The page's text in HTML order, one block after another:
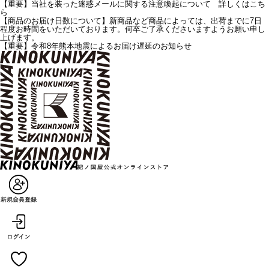
【重要】当社を装った迷惑メールに関する注意喚起について 詳しくはこち
ら
【商品のお届け日数について】新商品など商品によっては、出荷までに7日
程度お時間をいただいております。何卒ご了承くださいますようお願い申し
上げます。
【重要】令和8年熊本地震によるお届け遅延のお知らせ